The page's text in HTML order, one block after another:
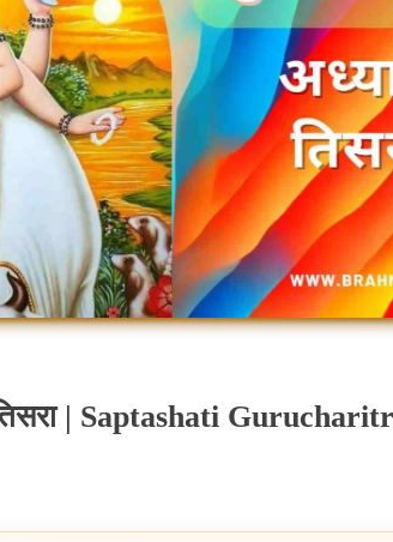
| Saptashati